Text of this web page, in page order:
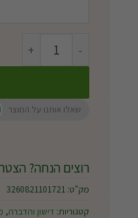
כמות של שקיות
שאלו אותנו על המוצר
רוצים הנחה?
מק"ט: 3260821101721
קטגוריות: דישון והדברה,